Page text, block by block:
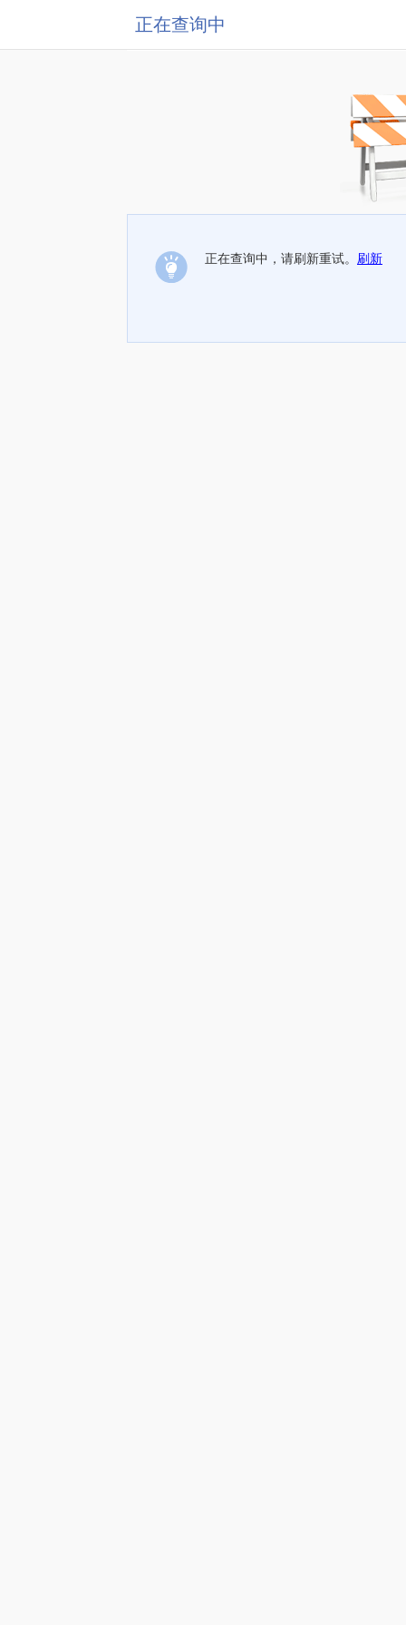
正在查询中
正在查询中，请刷新重试。 刷新